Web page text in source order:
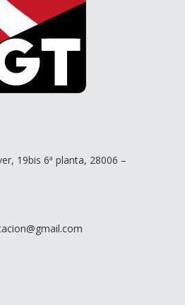
19bis 6ª planta, 28006 –